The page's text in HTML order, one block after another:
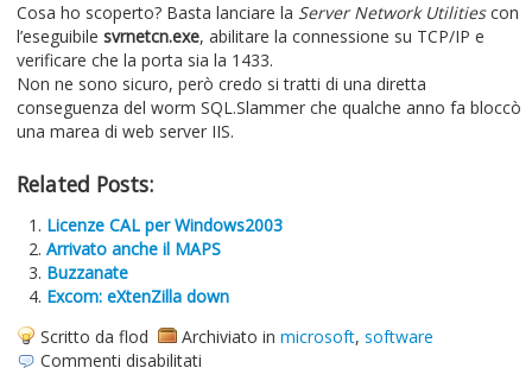
Cosa ho scoperto? Basta lanciare la Server Network Utilitiescon
l’eseguibile svrnetcn.exe, abilitare la connessione su TCP/IP e
verificare che la porta sia la 1433.
Non ne sono sicuro, però credo si tratti di una diretta
conseguenza del worm SQL.Slammer che qualche anno fa bloccò
una marea di web server IIS.
Related Posts:
Licenze CAL per Windows2003
Arrivato anche il MAPS
Buzzanate
Excom: eXtenZilla down
Scritto da flod
Archiviato in microsoft, software
Commenti disabilitati